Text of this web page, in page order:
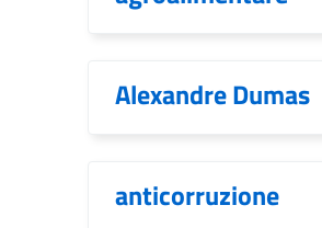
Alexandre Dumas
anticorruzione